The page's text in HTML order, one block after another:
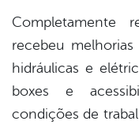
Completamente
recebeu
hidráulicas e
boxes e
condições de